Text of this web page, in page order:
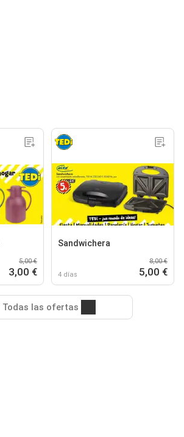
5,00 €
3,00 €
Sandwichera
4 días
8,00 €
5,00 €
Todas las ofertas